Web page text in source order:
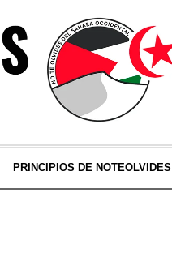
PRINCIPIOS DE NOTEOLVIDES